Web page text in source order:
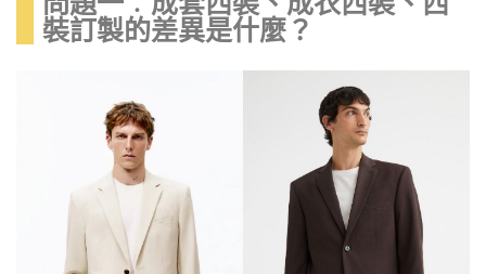
裝訂製的差異是什麼？